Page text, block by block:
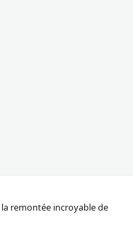
remontée incroyable de